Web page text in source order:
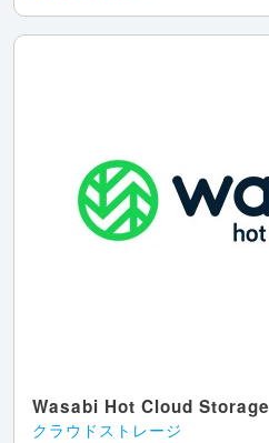
Wasabi Hot Cloud Storage
クラウドストレージ